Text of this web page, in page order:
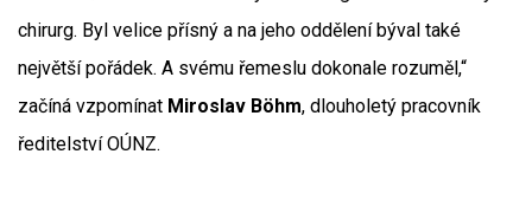
chirurg. Byl velice přísný a na jeho oddělení býval také
největší pořádek. A svému řemeslu dokonale rozuměl,“
začíná vzpomínat Miroslav Böhm, dlouholetý pracovník
ředitelství OÚNZ.